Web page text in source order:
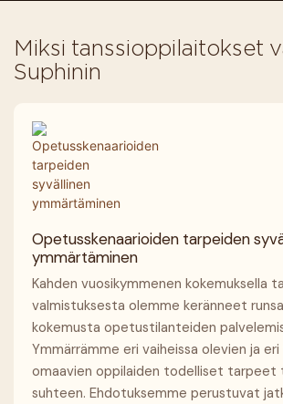
Miksi tanssioppilaitokset
Suphinin
Opetusskenaarioiden tarpeiden
ymmärtäminen
Kahden vuosikymmenen kokemuksella
valmistuksesta olemme keränneet
kokemusta opetustilanteiden
Ymmärrämme eri vaiheissa olevien ja
omaavien oppilaiden todelliset tarpeet
suhteen. Ehdotuksemme perustuvat